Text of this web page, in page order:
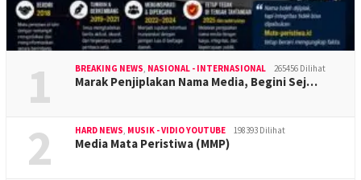
1 BREAKING NEWS, NASIONAL - INTERNASIONAL 265456 Dilihat
Marak Penjiplakan Nama Media, Begini Sej…
2 HARD NEWS, MUSIK - VIDIO YOUTUBE 198393 Dilihat
Media Mata Peristiwa (MMP)